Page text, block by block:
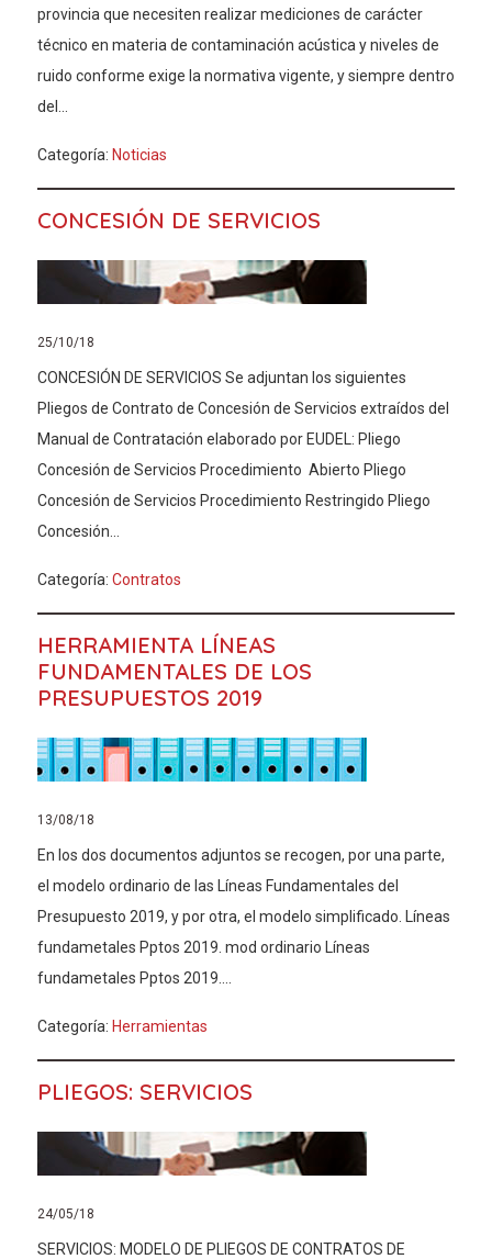
provincia que necesiten realizar mediciones de carácter
técnico en materia de contaminación acústica y niveles de
ruido conforme exige la normativa vigente, y siempre dentro
del...
Categoría: Noticias
CONCESIÓN DE SERVICIOS
25/10/18
CONCESIÓN DE SERVICIOS Se adjuntan los siguientes
Pliegos de Contrato de Concesión de Servicios extraídos del
Manual de Contratación elaborado por EUDEL: Pliego
Concesión de Servicios Procedimiento Abierto Pliego
Concesión de Servicios Procedimiento Restringido Pliego
Concesión...
Categoría: Contratos
HERRAMIENTA LÍNEAS
FUNDAMENTALES DE LOS
PRESUPUESTOS 2019
13/08/18
En los dos documentos adjuntos se recogen, por una parte,
el modelo ordinario de las Líneas Fundamentales del
Presupuesto 2019, y por otra, el modelo simplificado. Líneas
fundametales Pptos 2019. mod ordinario Líneas
fundametales Pptos 2019....
Categoría: Herramientas
PLIEGOS: SERVICIOS
24/05/18
SERVICIOS: MODELO DE PLIEGOS DE CONTRATOS DE